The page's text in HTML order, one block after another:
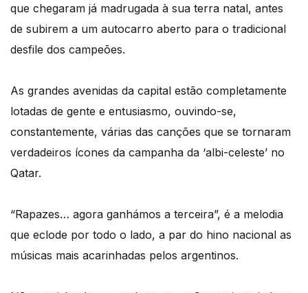
que chegaram já madrugada à sua terra natal, antes
de subirem a um autocarro aberto para o tradicional
desfile dos campeões.
As grandes avenidas da capital estão completamente
lotadas de gente e entusiasmo, ouvindo-se,
constantemente, várias das canções que se tornaram
verdadeiros ícones da campanha da ‘albi-celeste’ no
Qatar.
“Rapazes… agora ganhámos a terceira”, é a melodia
que eclode por todo o lado, a par do hino nacional as
músicas mais acarinhadas pelos argentinos.